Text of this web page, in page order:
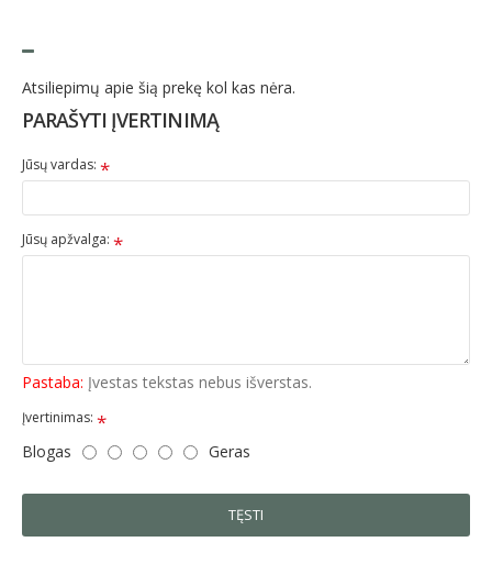
Atsiliepimų apie šią prekę kol kas nėra.
PARAŠYTI ĮVERTINIMĄ
Jūsų vardas:
Jūsų apžvalga:
Pastaba: Įvestas tekstas nebus išverstas.
Įvertinimas:
Blogas Geras
TĘSTI